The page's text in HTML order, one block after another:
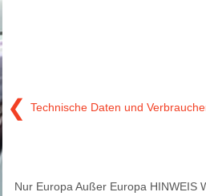
❮ Technische Daten und
Nur Europa Außer Europa HINWEIS